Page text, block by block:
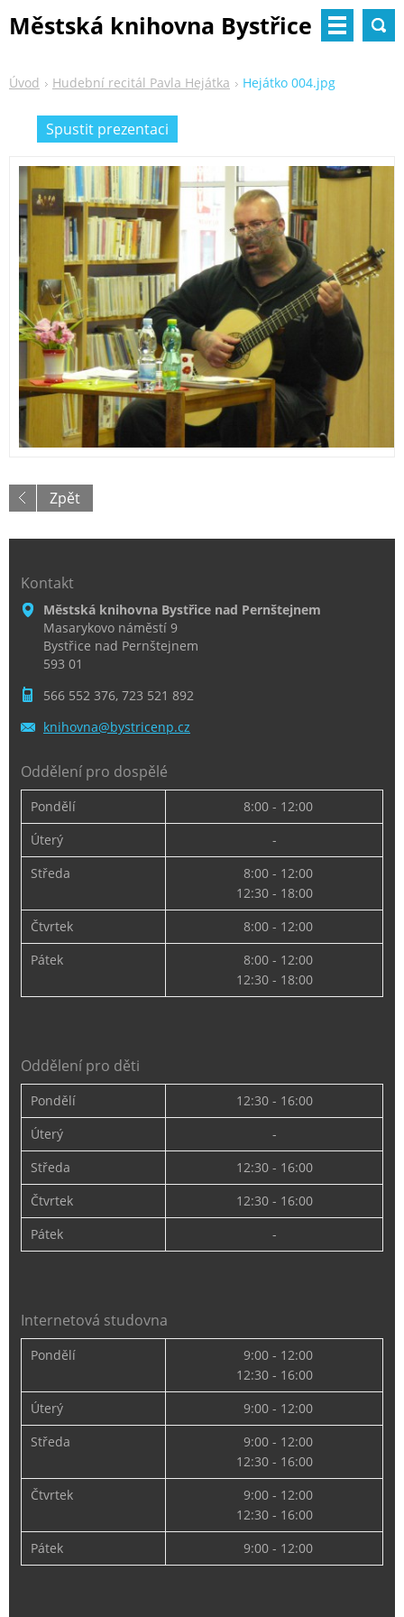
Městská knihovna Bystřice
Úvod Hudební recitál Pavla Hejátka Hejátko 004.jpg
Spustit prezentaci
Zpět
Kontakt
Městská knihovna Bystřice nad Pernštejnem
Masarykovo náměstí 9
Bystřice nad Pernštejnem
593 01
566 552 376, 723 521 892
knihovna@bystricenp.cz
Oddělení pro dospělé
Pondělí
8:00 - 12:00
Úterý
-
Středa
8:00 - 12:00
12:30 - 18:00
Čtvrtek
8:00 - 12:00
Pátek
8:00 - 12:00
12:30 - 18:00
Oddělení pro děti
Pondělí
12:30 - 16:00
Úterý
-
Středa
12:30 - 16:00
Čtvrtek
12:30 - 16:00
Pátek
-
Internetová studovna
Pondělí
9:00 - 12:00
12:30 - 16:00
Úterý
9:00 - 12:00
Středa
9:00 - 12:00
12:30 - 16:00
Čtvrtek
9:00 - 12:00
12:30 - 16:00
Pátek
9:00 - 12:00